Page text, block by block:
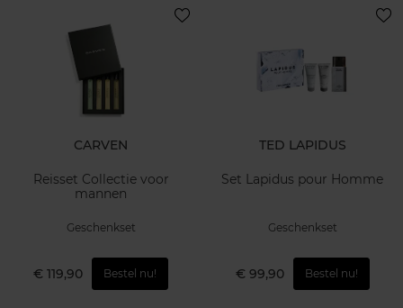
CARVEN
Reisset Collectie voor
mannen
Geschenkset
€ 119,90 Bestel nu!
TED LAPIDUS
Set Lapidus pour Homme
Geschenkset
€ 99,90 Bestel nu!